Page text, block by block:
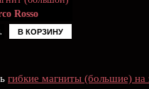
Rosso
В КОРЗИНУ
гибкие магниты (большие) на